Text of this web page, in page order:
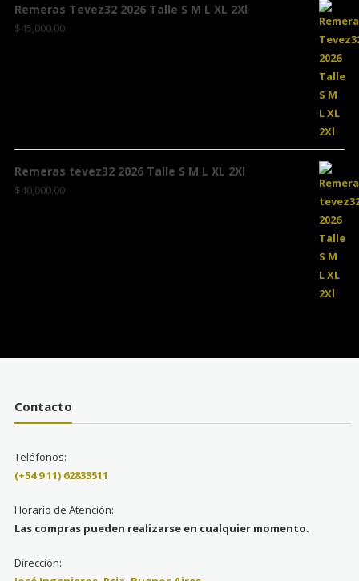
Remeras Tevez32 2026 Talle S M L XL 2Xl
$45,000.00
Remeras tevez32 2026 Talle S M L XL 2Xl
$40,000.00
Contacto
Teléfonos:
(+54 9 11) 62833511
Horario de Atención:
Las compras pueden realizarse en cualquier momento.
Dirección: